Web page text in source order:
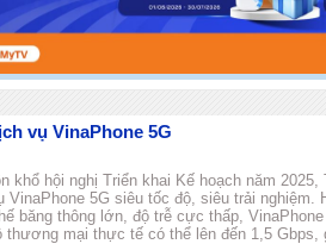
vụ VinaPhone 5G
khổ hội nghị Triển khai Kế hoạch năm
5G siêu tốc độ, siêu trải nghiệm.
băng thông lớn, độ trễ cực thấp,
thương mại thực tế có thể lên đến 1,5 Gbps,